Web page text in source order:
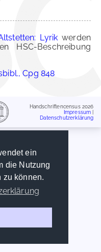
ein
die Nutzung
zu können.
Lyrik werden
HSC-Beschreibung
Cpg 848
Handschriftencensus 2026
Impressum
Datenschutzerklärung